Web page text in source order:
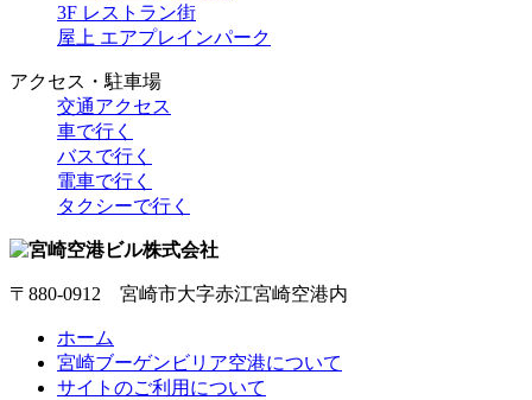
3F レストラン街
屋上 エアプレインパーク
アクセス・駐車場
交通アクセス
車で行く
バスで行く
電車で行く
タクシーで行く
〒880-0912 宮崎市大字赤江宮崎空港内
ホーム
宮崎ブーゲンビリア空港について
サイトのご利用について